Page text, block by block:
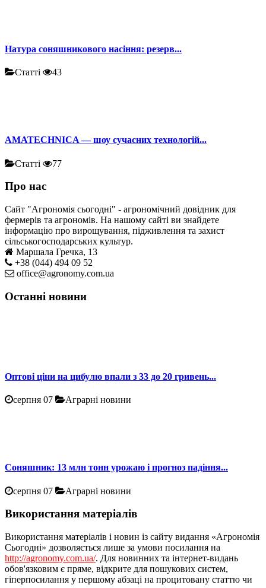
Натура соняшникового насіння: резерв...
Статті 43
AMATECHNICA — шоу сучасних технологій...
Статті 77
Про нас
Сайт "Агрономія сьогодні" - агрономічний довідник для
фермерів та агрономів. На нашому сайті ви знайдете
інформацію про вирощування, підживлення та захист
сільськогосподарських культур.
Маршала Гречка, 13
+38 (044) 494 09 52
office@agronomy.com.ua
Останні новини
Оптові ціни на цибулю впали з 33 до 20 гривень...
серпня 07 Аграрні новини
Соняшник: 13 млн тонн урожаю і прогноз падіння...
серпня 07 Аграрні новини
Використання матеріалів
Використання матеріалів і новин із сайту видання «Агрономія
Сьогодні» дозволяється лише за умови посилання на
http://agronomy.com.ua/. Для новинних та інтернет-видань
обов'язковим є пряме, відкрите для пошукових систем,
гіперпосилання у першому абзаці на процитовану статтю чи